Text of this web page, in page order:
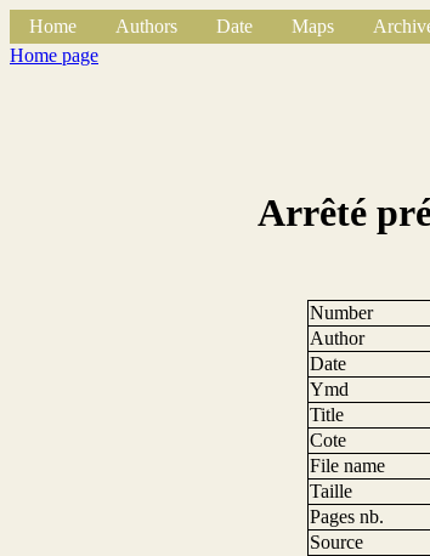
Home Authors Date Maps
Home page
Arrêté
Number
Author
Date
Ymd
Title
Cote
File name
Taille
Pages nb.
Source